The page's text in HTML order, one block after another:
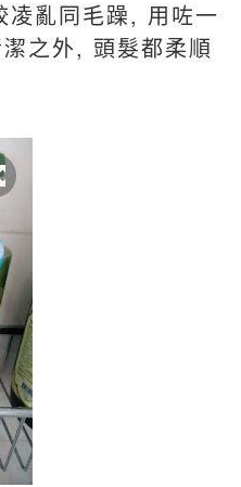
凌亂同毛躁, 用咗一
之外, 頭髮都柔順